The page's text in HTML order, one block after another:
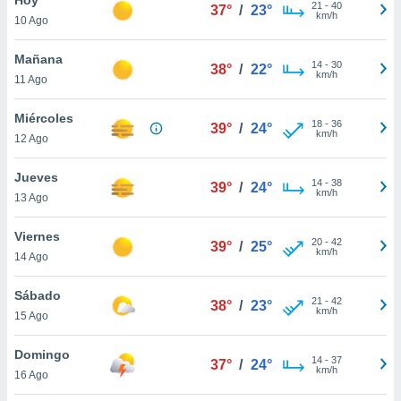
en
más
nuestra
de
cookies
aceptar
10 Ago
37° / 23° 21 - 40
km/h
Mañana
11 Ago
38° / 22° 14- 30
km/h
Miércoles
12 Ago
39° / 24° 18- 36
km/h
Jueves
13 Ago
39° / 24° 14- 38
km/h
Viernes
14 Ago
39° / 25° 20- 42
km/h
Sábado
15 Ago
38° / 23° 21 - 42
km/h
Domingo
16 Ago
37° / 24° 14- 37
km/h